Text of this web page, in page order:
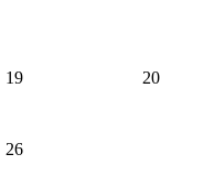
19 20
26